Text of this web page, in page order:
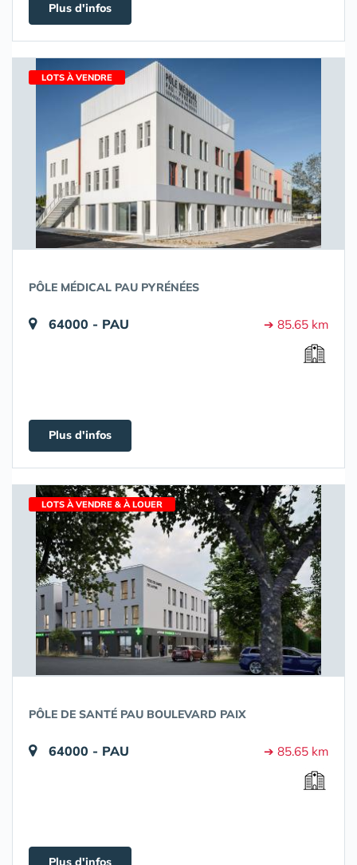
Plus d'infos
LOTS À VENDRE
PÔLE MÉDICAL PAU PYRÉNÉES
64000 - PAU ➔ 85.65 km
Plus d'infos
LOTS À VENDRE & À LOUER
PÔLE DE SANTÉ PAU BOULEVARD PAIX
64000 - PAU ➔ 85.65 km
Plus d'infos